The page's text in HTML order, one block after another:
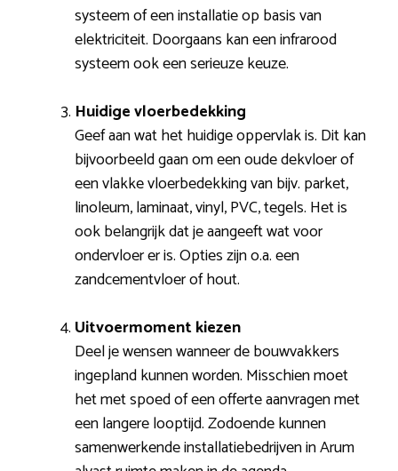
systeem of een installatie op basis van
elektriciteit. Doorgaans kan een infrarood
systeem ook een serieuze keuze.
Huidige vloerbedekking
Geef aan wat het huidige oppervlak is. Dit kan
bijvoorbeeld gaan om een oude dekvloer of
een vlakke vloerbedekking van bijv. parket,
linoleum, laminaat, vinyl, PVC, tegels. Het is
ook belangrijk dat je aangeeft wat voor
ondervloer er is. Opties zijn o.a. een
zandcementvloer of hout.
Uitvoermoment kiezen
Deel je wensen wanneer de bouwvakkers
ingepland kunnen worden. Misschien moet
het met spoed of een offerte aanvragen met
een langere looptijd. Zodoende kunnen
samenwerkende installatiebedrijven in Arum